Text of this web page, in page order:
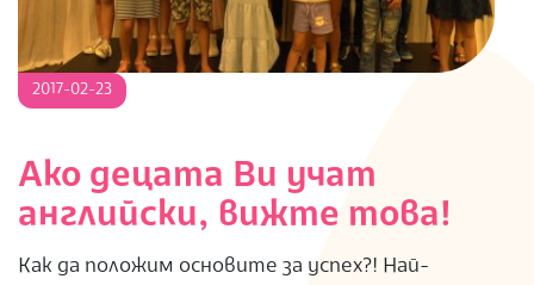
2017-
02-
2017-02-23
Ако децата Ви учат
английски, вижте това!
Как да положим основите за успех?! Най-